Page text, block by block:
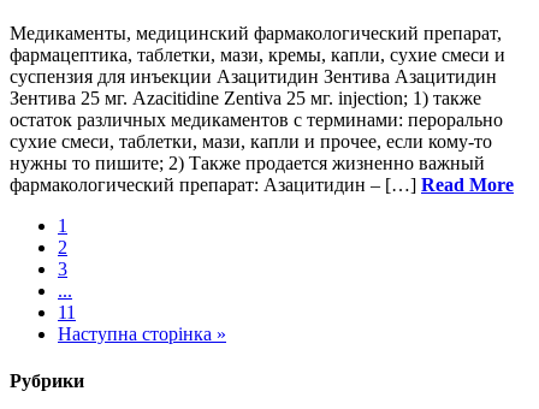
Медикаменты, медицинский фармакологический препарат,
фармацептика, таблетки, мази, кремы, капли, сухие смеси и
суспензия для инъекции Азацитидин Зентива Азацитидин
Зентива 25 мг. Azacitidine Zentiva 25 мг. injection; 1) также
остаток различных медикаментов с терминами: перорально
сухие смеси, таблетки, мази, капли и прочее, если кому-то
нужны то пишите; 2) Также продается жизненно важный
фармакологический препарат: Азацитидин – […] Read More
1
2
3
...
11
Наступна сторінка »
Рубрики